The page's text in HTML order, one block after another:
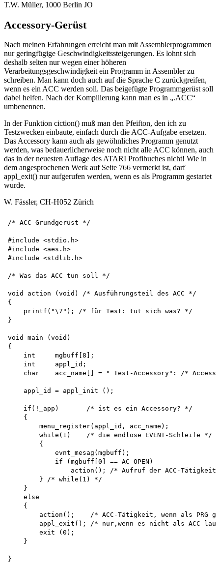
T.W. Müller, 1000 Berlin JO
Accessory-Gerüst
Nach meinen Erfahrungen erreicht man mit Assemblerprogrammen
nur geringfügige Geschwindigkeitssteigerungen. Es lohnt sich
deshalb selten nur wegen einer höheren
Verarbeitungsgeschwindigkeit ein Programm in Assembler zu
schreiben. Man kann doch auch auf die Sprache C zurückgreifen,
wenn es ein ACC werden soll. Das beigefügte Programmgerüst soll
dabei helfen. Nach der Kompilierung kann man es in „.ACC“
umbenennen.
In der Funktion ciction() muß man den Pfeifton, den ich zu
Testzwecken einbaute, einfach durch die ACC-Aufgabe ersetzen.
Das Accessory kann auch als gewöhnliches Programm genutzt
werden, was bedauerlicherweise noch nicht alle ACC können, auch
das in der neuesten Auflage des ATARI Profibuches nicht! Wie in
dem angesprochenen Werk auf Seite 766 vermerkt ist, darf
appl_exit() nur aufgerufen werden, wenn es als Programm gestartet
wurde.
W. Fässler, CH-H052 Zürich
/* ACC-Grundgerüst */
#include <stdio.h>
#include <aes.h>
#include <stdlib.h>
/* Was das ACC tun soll */
void action (void) /* Ausführungsteil des ACC */
{
    printf("\7"); /* für Test: tut sich was? */
}
void main (void)
{
    int     mgbuff[8];
    int     appl_id;
char    acc_name[] = " Test-Accessory": /*
    appl_id = appl_init ();
    if(!_app)       /* ist es ein Accessory? */
    {
        menu_register(appl_id, acc_name);
        while(1)    /* die endlose EVENT-Schleife */
        {
            evnt_mesag(mgbuff);
            if (mgbuff[0] == AC-OPEN)
action(); /* Aufruf der ACC-Tätigkeit
        } /* while(1) */
    }
    else
    {
action();    /* ACC-Tätigkeit, wenn als PRG
appl_exit(); /* nur,wenn es nicht als ACC
        exit (0);
    }